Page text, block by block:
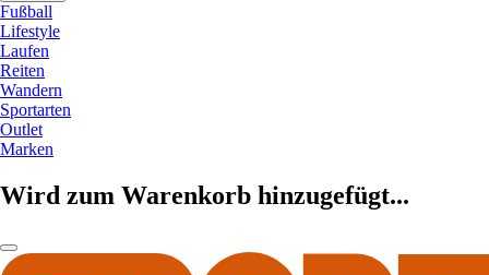
Fußball
Lifestyle
Laufen
Reiten
Wandern
Sportarten
Outlet
Marken
Wird zum Warenkorb hinzugefügt...